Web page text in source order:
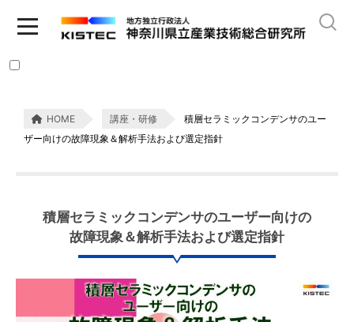
HOME 講座・研修
積層セラミックコンデンサのユー
ザー向けの故障現象＆解析手法および選定指針
積層セラミックコンデンサのユーザー向けの
故障現象＆解析手法および選定指針